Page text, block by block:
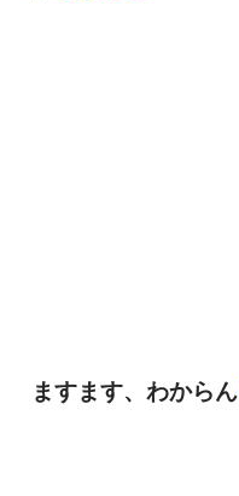
ますます、わからん